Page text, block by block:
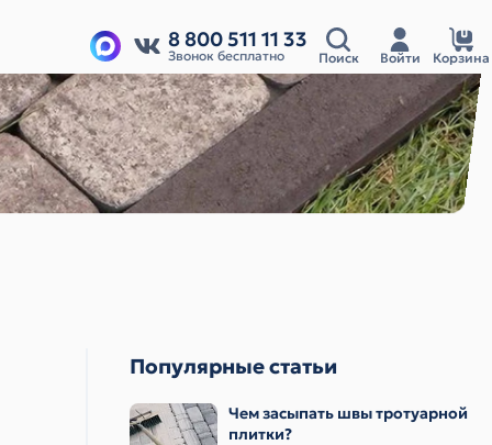
8 800 511 11 33
Звонок бесплатно Поиск Войти Корзина
Популярные статьи
Чем засыпать швы тротуарной
плитки?